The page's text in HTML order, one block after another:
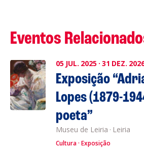
Eventos
05 JUL. 2025 · 31 DEZ.
Exposição
Lopes (1879-
poeta”
Museu de Leiria · Leiria
Cultura Exposição